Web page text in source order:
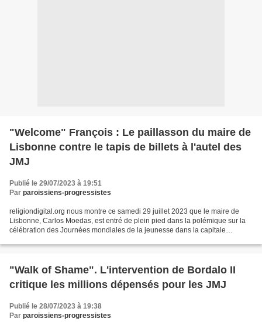
"Welcome" François : Le paillasson du maire de
Lisbonne contre le tapis de billets à l'autel des
JMJ
Publié le 29/07/2023 à 19:51
Par paroissiens-progressistes
religiondigital.org nous montre ce samedi 29 juillet 2023 que le maire de
Lisbonne, Carlos Moedas, est entré de plein pied dans la polémique sur la
célébration des Journées mondiales de la jeunesse dans la capitale
"Walk of Shame". L'intervention de Bordalo II
critique les millions dépensés pour les JMJ
Publié le 28/07/2023 à 19:38
Par paroissiens-progressistes